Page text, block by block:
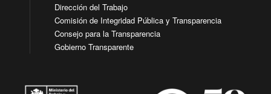
Dirección del Trabajo
Comisión de Integridad Pública y Transparencia
Consejo para la Transparencia
Gobierno Transparente